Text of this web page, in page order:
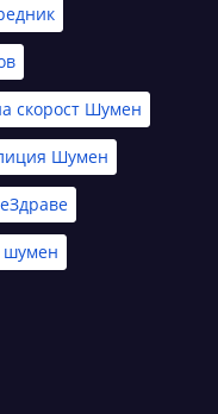
скорост Шумен
Шумен
шумен